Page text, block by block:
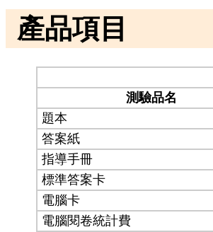
產品項目
測驗品名
題本
答案紙
指導手冊
標準答案卡
電腦卡
電腦閱卷統計費